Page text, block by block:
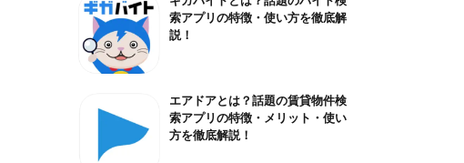
索アプリの特徴・使い方を徹底解
説！
エアドアとは？話題の賃貸物件検
索アプリの特徴・メリット・使い
方を徹底解説！